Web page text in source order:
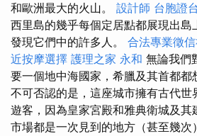
和歐洲最大的火山。 設計師 台胞證
西里島的幾乎每個定居點都展現出島
發現它們中的許多人。 合法專業徵
近按摩選擇 護理之家 永和 無論我們
要一個地中海國家，希臘及其首都都
不可否認的是，這座城市擁有古代世
遊客，因為皇家宮殿和雅典衛城及其
市場都是一次見到的地方（甚至幾次